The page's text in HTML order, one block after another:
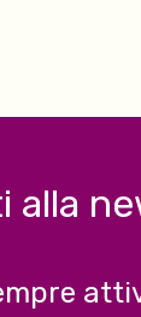
alla